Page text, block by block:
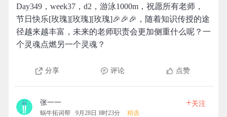
Day349，week37，d2，游泳1000m，祝愿所有老师，
节日快乐[玫瑰][玫瑰][玫瑰]🎉🎉🎉，随着知识传授的途
径越来越丰富，未来的老师职责会更加侧重什么呢？一
个灵魂点燃另一个灵魂？
分享 评论 点赞
张一一
蜗牛拓词帮 9月28日 8时23分 精选
+关注